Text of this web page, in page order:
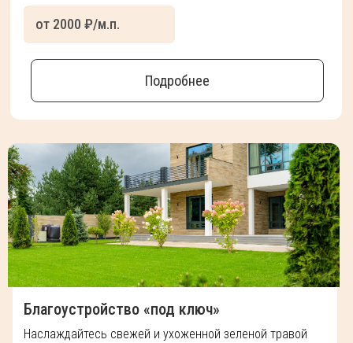
Подробнее
от 2000 ₽/м.п.
Наслаждайтесь свежей и ухоженной зеленой травой
Благоустройство «под ключ»